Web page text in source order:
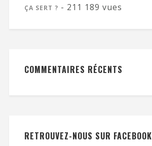
ÇA SERT ? - 211 189 vues
COMMENTAIRES RÉCENTS
RETROUVEZ-NOUS SUR FACEBOOK